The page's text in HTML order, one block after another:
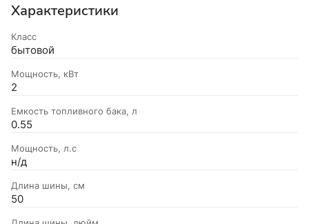
Характеристики
Класс
бытовой
Мощность, кВт
2
Емкость топливного бака, л
0.55
Мощность, л.с
н/д
Длина шины, см
50